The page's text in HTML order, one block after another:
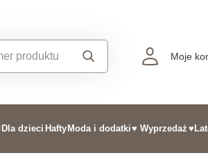
Moje
Dla dzieci Hafty Moda i dodatki♥ Wyprzedaż